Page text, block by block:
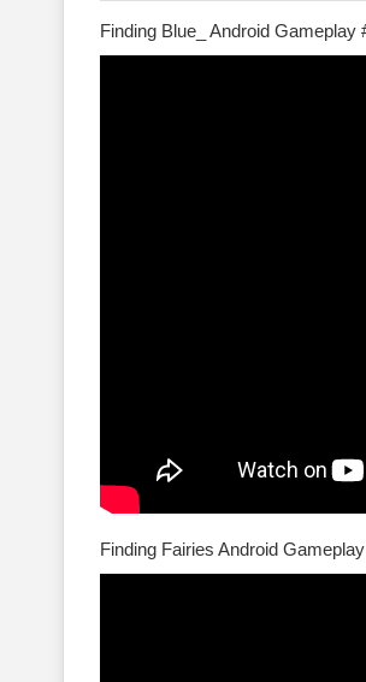
Finding Blue_ Android Gameplay
Finding Fairies Android Gameplay